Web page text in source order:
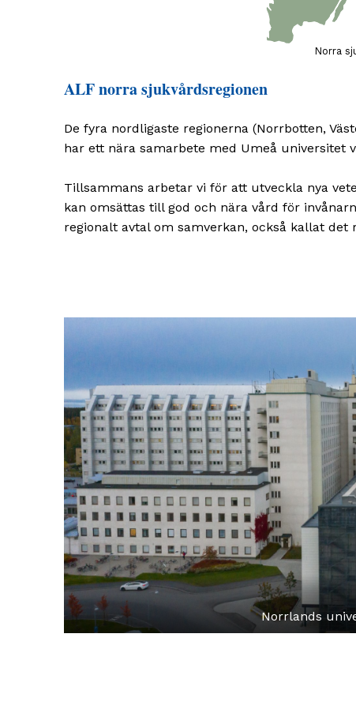
Norra
ALF norra sjukvårdsregionen
De fyra nordligaste regionerna (Norrbotten,
har ett nära samarbete med Umeå universitet
Tillsammans arbetar vi för att utveckla nya
kan omsättas till god och nära vård för
regionalt avtal om samverkan, också kallat det
Norrlands